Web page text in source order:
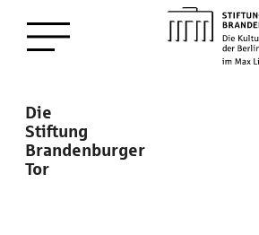
Hauptinhalt
Die
Stiftung
Brandenburger
Tor